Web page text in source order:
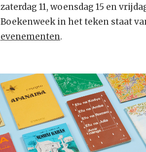
zaterdag 11, woensdag 15 en
Boekenweek in het teken staat
evenementen.